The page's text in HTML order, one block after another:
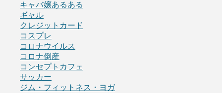
キャバ嬢あるある
ギャル
クレジットカード
コスプレ
コロナウイルス
コロナ倒産
コンセプトカフェ
サッカー
ジム・フィットネス・ヨガ